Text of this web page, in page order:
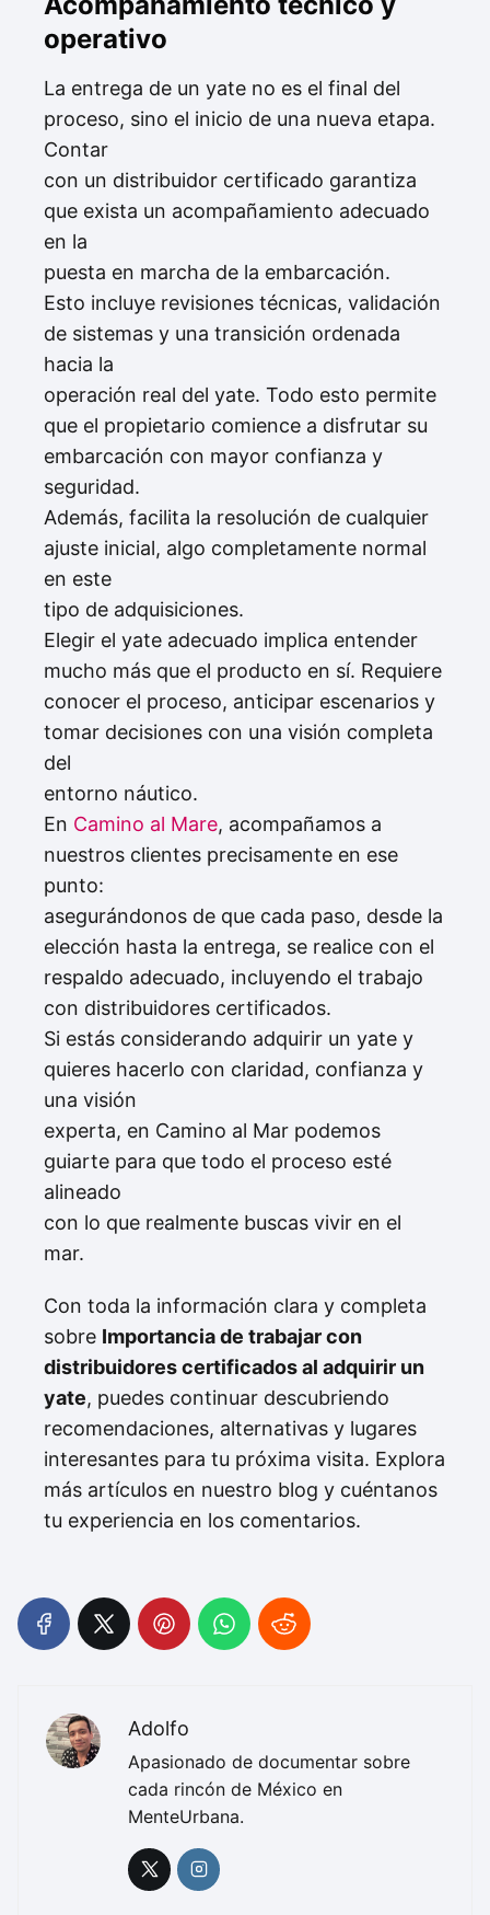
operativo
La entrega de un yate no es el final del
proceso, sino el inicio de una nueva etapa.
Contar
con un distribuidor certificado garantiza
que exista un acompañamiento adecuado
en la
puesta en marcha de la embarcación.
Esto incluye revisiones técnicas, validación
de sistemas y una transición ordenada
hacia la
operación real del yate. Todo esto permite
que el propietario comience a disfrutar su
embarcación con mayor confianza y
seguridad.
Además, facilita la resolución de cualquier
ajuste inicial, algo completamente normal
en este
tipo de adquisiciones.
Elegir el yate adecuado implica entender
mucho más que el producto en sí. Requiere
conocer el proceso, anticipar escenarios y
tomar decisiones con una visión completa
del
entorno náutico.
En Camino al Mare, acompañamos a
nuestros clientes precisamente en ese
punto:
asegurándonos de que cada paso, desde la
elección hasta la entrega, se realice con el
respaldo adecuado, incluyendo el trabajo
con distribuidores certificados.
Si estás considerando adquirir un yate y
quieres hacerlo con claridad, confianza y
una visión
experta, en Camino al Mar podemos
guiarte para que todo el proceso esté
alineado
con lo que realmente buscas vivir en el
mar.
Con toda la información clara y completa
sobre Importancia de trabajar con
distribuidores certificados al adquirir un
yate, puedes continuar descubriendo
recomendaciones, alternativas y lugares
interesantes para tu próxima visita. Explora
más artículos en nuestro blog y cuéntanos
tu experiencia en los comentarios.
Adolfo
Apasionado de documentar sobre
cada rincón de México en
MenteUrbana.